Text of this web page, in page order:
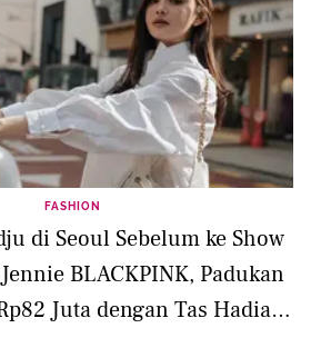
FASHION
di Seoul Sebelum ke Show
BLACKPINK, Padukan
Juta dengan Tas Hadiah